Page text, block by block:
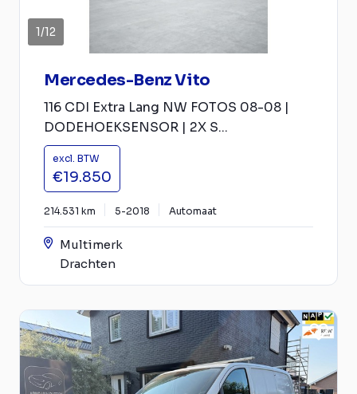
1/12
Mercedes-Benz Vito
116 CDI Extra Lang NW FOTOS 08-08 |
DODEHOEKSENSOR | 2X S...
excl. BTW
€19.850
214.531 km 5-2018 Automaat
Multimerk
Drachten